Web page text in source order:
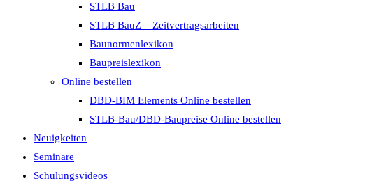
STLB Bau
STLB BauZ – Zeitvertragsarbeiten
Baunormenlexikon
Baupreislexikon
Online bestellen
DBD-BIM Elements Online bestellen
STLB-Bau/DBD-Baupreise Online bestellen
Neuigkeiten
Seminare
Schulungsvideos